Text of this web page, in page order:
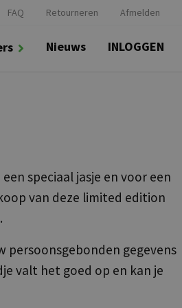
FAQ Retourneren Afmelden
Nieuws INLOGGEN
speciaal jasje en voor een
van deze limited edition
persoonsgebonden gegevens
valt het goed op en kan je